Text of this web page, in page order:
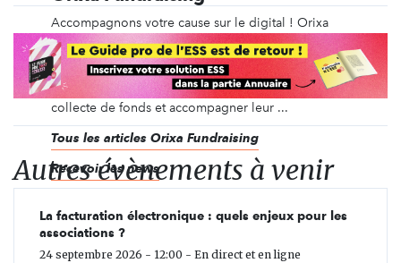
Accompagnons votre cause sur le digital ! Orixa
Fundraising, première agence digitale dédiée au
secteur du non-profit, travaille depuis plus de 10
ans auprès des structures caritatives pour améliorer
leurs performances en communication et en
collecte de fonds et accompagner leur ...
Tous les articles Orixa Fundraising
Recevoir les news
Autres évènements à venir
La facturation électronique : quels enjeux pour les
associations ?
24 septembre 2026 - 12:00 - En direct et en ligne